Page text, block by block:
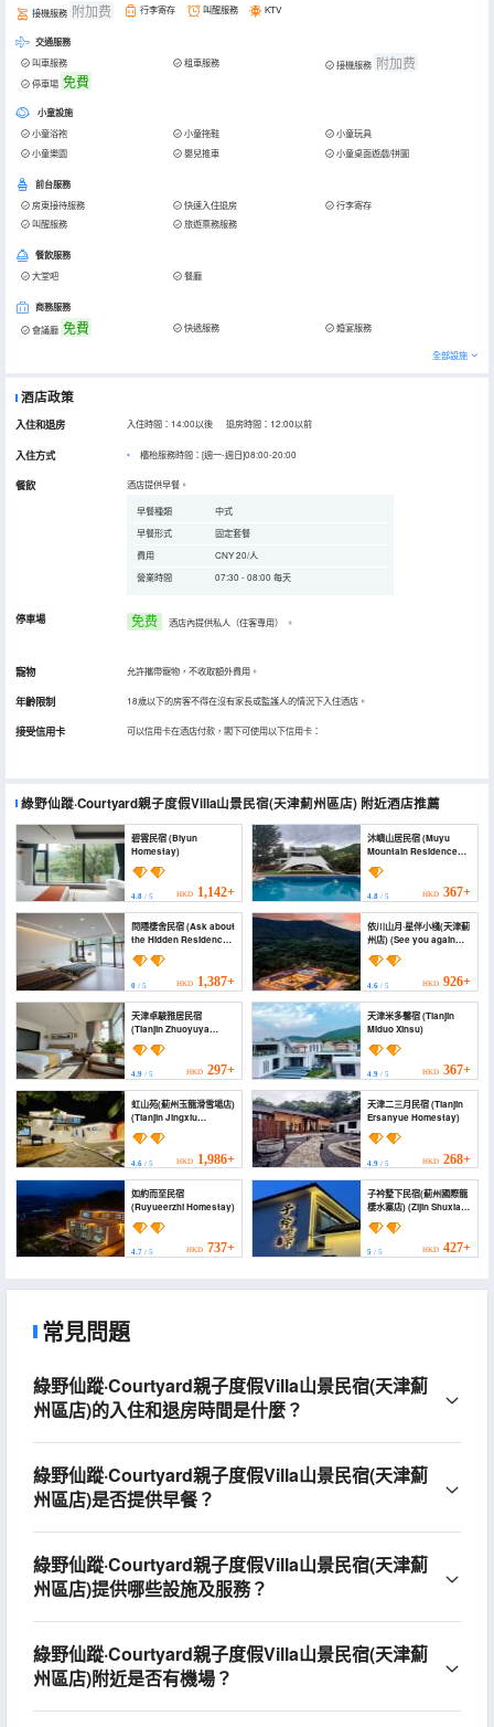
接機服務 附加费 行李寄存 叫醒服務 KTV
交通服務
叫車服務 租車服務 接機服務 附加费
停車場 免費
小童設施
小童浴袍 小童拖鞋
小童玩具
小童樂園
嬰兒推車 小童桌面遊戲/拼圖
前台服務
房東接待服務 快速入住退房
行李寄存
叫醒服務
旅遊票務服務
餐飲服務
大堂吧 餐廳
商務服務
會議廳 免費 快遞服務 婚宴服務
全部設施
酒店政策
入住和退房 入住時間：14:00以後 退房時間：12:00以前
入住方式 櫃枱服務時間：[週一-週日]08:00-20:00
餐飲 酒店提供早餐。
早餐種類
中式
早餐形式
固定套餐
費用
CNY 20/人
營業時間
07:30 - 08:00 每天
停車場 免费 酒店內提供私人（住客專用） 。
寵物 允許攜帶寵物，不收取額外費用。
年齡限制 18歲以下的房客不得在沒有家長或監護人的情況下入住酒店。
接受信用卡 可以信用卡在酒店付款，閣下可使用以下信用卡：
綠野仙蹤·Courtyard親子度假Villa山景民宿(天津薊州區店) 附近酒店推薦
碧雲民宿 (Biyun
Homestay)
4.8 / 5 HKD 1,142+
沐嶼山居民宿 (Muyu
Mountain Residence
Homestay)
4.8/ 5 HKD 367+
問隱棲舍民宿 (Ask about
the Hidden Residence
Homestay)
0 / 5 HKD 1,387+
依川山月·星伴小棧(天津薊
州店) (See you again
Yanyan Homestay)
4.6/ 5 HKD 926+
天津卓駿雅居民宿
(Tianjin Zhuoyuya
Residential Residence)
4.9 / 5 HKD 297+
天津米多馨宿 (Tianjin
Miduo Xinsu)
4.9/ 5 HKD 367+
虹山苑(薊州玉龍滑雪場店)
(Tianjin Jingxiu
Mountain Garden)
4.6 / 5 HKD 1,986+
天津二三月民宿 (Tianjin
Ersanyue Homestay)
4.9/ 5 HKD 268+
如約而至民宿
(Ruyueerzhi Homestay)
4.7 / 5 HKD 737+
子衿墅下民宿(薊州國際龍
棲水寨店) (Zijin Shuxia
Homestay (Jizhou
International Longqi
Water Village))
5/ 5 HKD 427+
常見問題
綠野仙蹤·Courtyard親子度假Villa山景民宿(天津薊
州區店)的入住和退房時間是什麼？
綠野仙蹤·Courtyard親子度假Villa山景民宿(天津薊
州區店)是否提供早餐？
綠野仙蹤·Courtyard親子度假Villa山景民宿(天津薊
州區店)提供哪些設施及服務？
綠野仙蹤·Courtyard親子度假Villa山景民宿(天津薊
州區店)附近是否有機場？